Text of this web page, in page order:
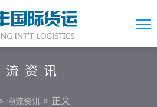
流资讯
» 物流资讯 » 正文